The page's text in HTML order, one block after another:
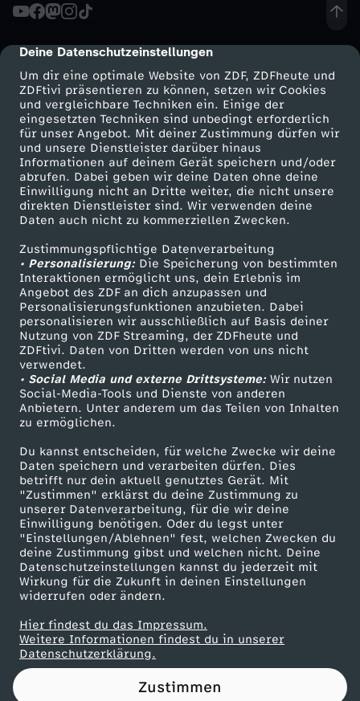
cmp-dialog-description
Deine Datenschutzeinstellungen
Um dir eine optimale Website von ZDF, ZDFheute und
ZDFtivi präsentieren zu können, setzen wir Cookies
und vergleichbare Techniken ein. Einige der
eingesetzten Techniken sind unbedingt erforderlich
für unser Angebot. Mit deiner Zustimmung dürfen wir
und unsere Dienstleister darüber hinaus
Informationen auf deinem Gerät speichern und/oder
abrufen. Dabei geben wir deine Daten ohne deine
Einwilligung nicht an Dritte weiter, die nicht unsere
direkten Dienstleister sind. Wir verwenden deine
Daten auch nicht zu kommerziellen Zwecken.
Zustimmungspflichtige Datenverarbeitung
• Personalisierung:Die Speicherung von bestimmten
Interaktionen ermöglicht uns, dein Erlebnis im
Angebot des ZDF an dich anzupassen und
Personalisierungsfunktionen anzubieten. Dabei
personalisieren wir ausschließlich auf Basis deiner
Nutzung von ZDF Streaming, der ZDFheute und
ZDFtivi. Daten von Dritten werden von uns nicht
verwendet.
• Social Media und externe Drittsysteme:Wir nutzen
Social-Media-Tools und Dienste von anderen
Anbietern. Unter anderem um das Teilen von Inhalten
zu ermöglichen.
Du kannst entscheiden, für welche Zwecke wir deine
Daten speichern und verarbeiten dürfen. Dies
betrifft nur dein aktuell genutztes Gerät. Mit
"Zustimmen" erklärst du deine Zustimmung zu
unserer Datenverarbeitung, für die wir deine
Einwilligung benötigen. Oder du legst unter
"Einstellungen/Ablehnen" fest, welchen Zwecken du
deine Zustimmung gibst und welchen nicht. Deine
Datenschutzeinstellungen kannst du jederzeit mit
Wirkung für die Zukunft in deinen Einstellungen
widerrufen oder ändern.
Hier findest du das Impressum.
Weitere Informationen findest du in unserer
Datenschutzerklärung.
Zustimmen
i
e
g
l
o
b
a
l
e
U
m
w
e
l
t
k
a
Mehr ZDF
ZDF-Apps
Smart TV
ZDFtext
Livestreams
Sendungen A-Z
TV-Programm
Service
ZDFmitreden
Kontakt zum ZDF
Tickets
Zuschauerservice
Hilfe
ZDF Unternehmen
Karriere
ZDF goes Schule
Werbefernsehen
Mainzelmännchen
Partner